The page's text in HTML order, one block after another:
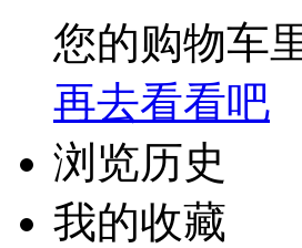
您的购物车
再去看看吧
浏览历史
我的收藏